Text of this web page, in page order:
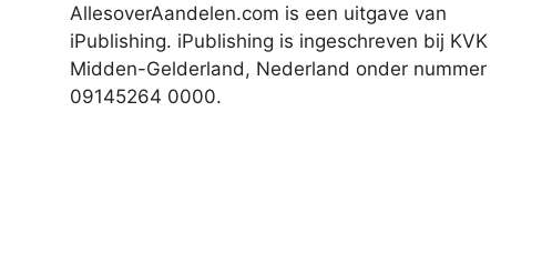
AllesoverAandelen.com is een uitgave van
iPublishing. iPublishing is ingeschreven bij KVK
Midden-Gelderland, Nederland onder nummer
09145264 0000.